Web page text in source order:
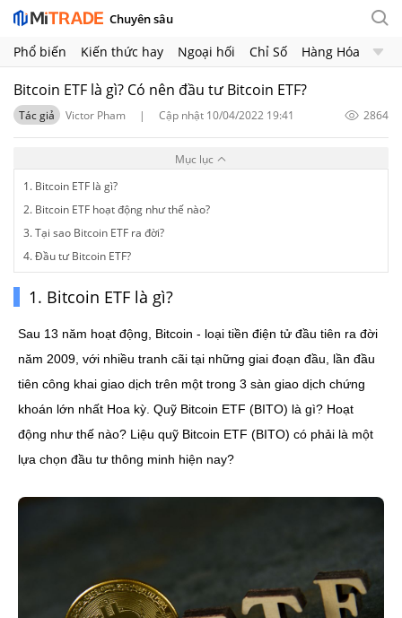
Chuyên sâu
Phổ biến Kiến thức hay Ngoại hối Chỉ Số
Hàng Hóa
Chứng Khoán
Crypto
Bitcoin ETF là gì? Có nên đầu tư Bitcoin ETF?
Tác giả Victor Pham | Cập nhật 10/04/2022 19:41 2864
Mục lục
1. Bitcoin ETF là gì?
2. Bitcoin ETF hoạt động như thế nào?
3. Tại sao Bitcoin ETF ra đời?
4. Đầu tư Bitcoin ETF?
1. Bitcoin ETF là gì?
Sau 13 năm hoạt động, Bitcoin - loại tiền điện tử đầu tiên ra đời
năm 2009, với nhiều tranh cãi tại những giai đoạn đầu, lần đầu
tiên công khai giao dịch trên một trong 3 sàn giao dịch chứng
khoán lớn nhất Hoa kỳ. Quỹ Bitcoin ETF (BITO) là gì? Hoạt
động như thế nào? Liệu quỹ Bitcoin ETF (BITO) có phải là một
lựa chọn đầu tư thông minh hiện nay?